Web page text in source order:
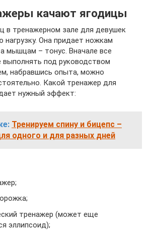
качают ягодицы
в тренажерном зале для девушек
нагрузку. Она придает ножкам
мышцам – тонус. Вначале все
выполнять под руководством
набравшись опыта, можно
Какой тренажер для
нужный эффект:
Тренируем спину и бицепс –
одного и для разных дней
тренажер (может еще
эллипсоид);